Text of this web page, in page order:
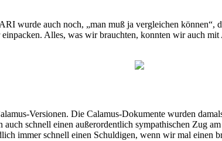
wurde auch noch, „man muß ja vergleichen
Alles, was wir brauchten, konnten wir auch
Versionen. Die Calamus-Dokumente wurden
schnell einen außerordentlich sympathischen Zug
immer schnell einen Schuldigen, wenn wir mal einen